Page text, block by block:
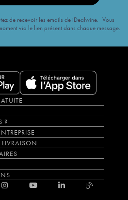
de recevoir les emails de iDealwine. Vous
via le lien présent dans chaque message.
?
LIVRAISON